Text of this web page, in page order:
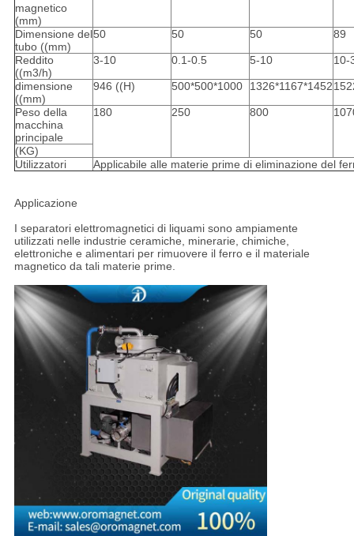
magnetico
(mm)
Dimensione del
tubo ((mm)
50 50 50 89
Reddito
((m3/h)
3-10 0.1-0.5 5-10 10-
dimensione
((mm)
946 ((H) 500*500*1000 1326*1167*1452
Peso della
macchina
principale
180 250 800
(KG)
Utilizzatori
Applicabile alle materie prime di eliminazione del
Applicazione
I separatori elettromagnetici di liquami sono ampiamente
utilizzati nelle industrie ceramiche, minerarie, chimiche,
elettroniche e alimentari per rimuovere il ferro e il materiale
magnetico da tali materie prime.